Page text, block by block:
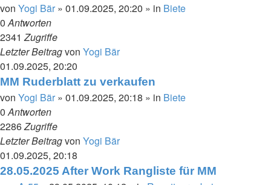
von Yogi Bär » 01.09.2025, 20:20 » in Biete
0Antworten
2341Zugriffe
Letzter Beitragvon Yogi Bär
01.09.2025, 20:20
MM Ruderblatt zu verkaufen
von Yogi Bär » 01.09.2025, 20:18 » in Biete
0Antworten
2286Zugriffe
Letzter Beitragvon Yogi Bär
01.09.2025, 20:18
28.05.2025 After Work Rangliste für MM